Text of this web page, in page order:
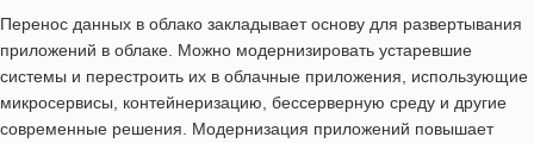
Перенос данных в облако закладывает основу для развертывания
приложений в облаке. Можно модернизировать устаревшие
системы и перестроить их в облачные приложения, использующие
микросервисы, контейнеризацию, бессерверную среду и другие
современные решения. Модернизация приложений повышает